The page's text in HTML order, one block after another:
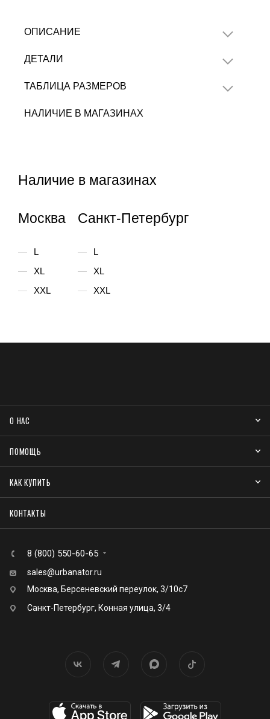
ОПИСАНИЕ
ДЕТАЛИ
ТАБЛИЦА РАЗМЕРОВ
НАЛИЧИЕ В МАГАЗИНАХ
Наличие в магазинах
Москва
L
XL
XXL
Санкт-Петербург
L
XL
XXL
О НАС
ПОМОЩЬ
КАК КУПИТЬ
КОНТАКТЫ
8 (800) 550-60-65
sales@urbanator.ru
Москва, Берсеневский переулок, 3/10с7
Санкт-Петербург, Конная улица, 3/4